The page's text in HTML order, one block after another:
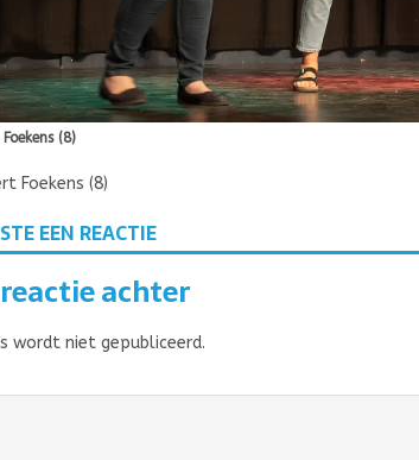
(8)
Foekens (8)
EEN REACTIE
achter
wordt niet gepubliceerd.